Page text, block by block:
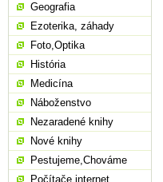
Geografia
Ezoterika, záhady
Foto,Optika
História
Medicína
Náboženstvo
Nezaradené knihy
Nové knihy
Pestujeme,Chováme
Počítače,internet